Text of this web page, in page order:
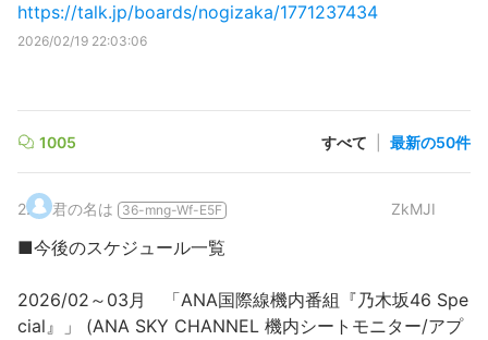
https://talk.jp/boards/nogizaka/1771237434
2026/02/19 22:03:06
1005 すべて 最新の50件
2. 君の名は 36-mng-Wf-E5F ZkMJI
■今後のスケジュール一覧
2026/02～03月 「ANA国際線機内番組『乃木坂46 Spe
cial』」 (ANA SKY CHANNEL 機内シートモニター/アプ